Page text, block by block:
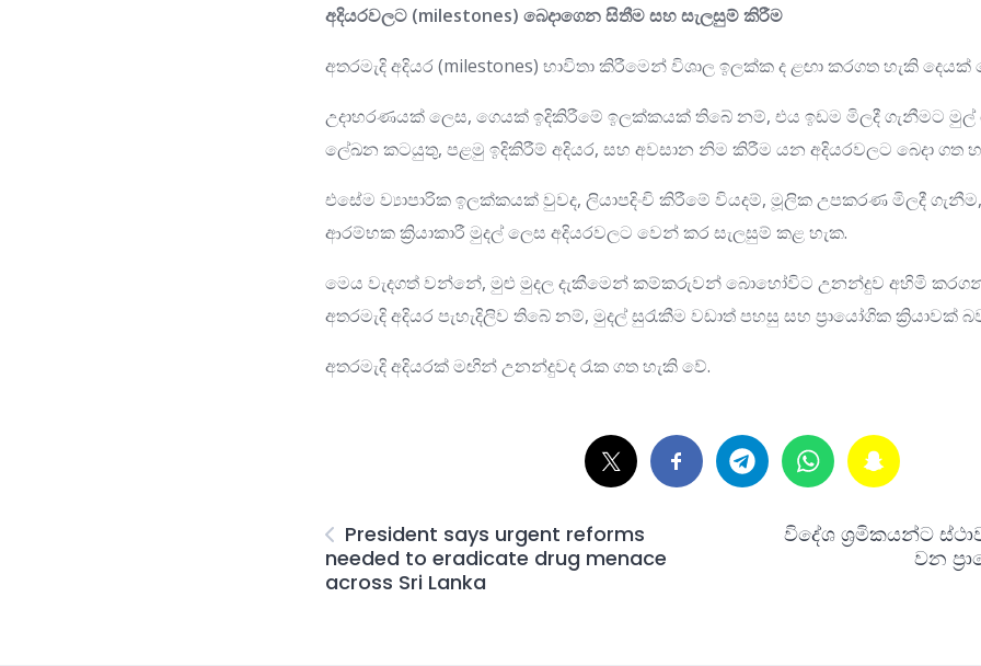
අදියරවලට (milestones) බෙදාගෙන සිතීම සහ සැලසුම් කිරීම
අතරමැදි අදියර (milestones) භාවිතා කිරීමෙන් විශාල ඉලක්ක ද ළඟා කරගත හැකි දෙයක්
උදාහරණයක් ලෙස, ගෙයක් ඉදිකිරීමේ ඉලක්කයක් තිබේ නම්, එය ඉඩම මිලදී ගැනීමට
ලේඛන කටයුතු, පළමු ඉදිකිරීම් අදියර, සහ අවසාන නිම කිරීම යන අදියරවලට බෙදා ගත
එසේම ව්‍යාපාරික ඉලක්කයක් වුවද, ලියාපදිංචි කිරීමේ වියදම්, මූලික උපකරණ මිලදී
ආරම්භක ක්‍රියාකාරී මුදල් ලෙස අදියරවලට වෙන් කර සැලසුම් කළ හැක.
මෙය වැදගත් වන්නේ, මුළු මුදල දැකීමෙන් කම්කරුවන් බොහෝවිට උනන්දුව අහිමි
අතරමැදි අදියර පැහැදිලිව තිබේ නම්, මුදල් සුරැකීම වඩාත් පහසු සහ ප්‍රායෝගික ක්‍රියාවක්
අතරමැදි අදියරක් මඟින් උනන්දුවද රැක ගත හැකි වේ.
President says urgent reforms
needed to eradicate drug menace
across Sri Lanka
විදේශ ශ්‍රමිකයන්ට
වන